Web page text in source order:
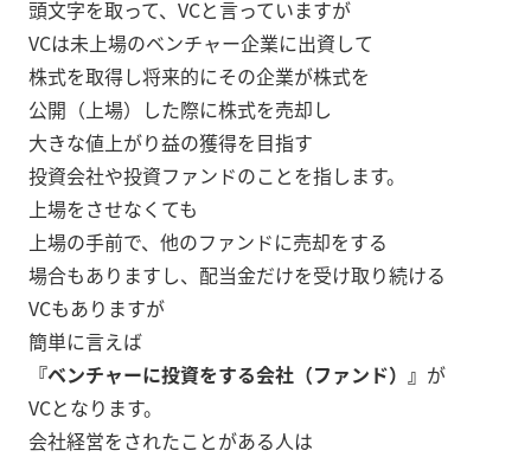
頭文字を取って、VCと言っていますが
VCは未上場のベンチャー企業に出資して
株式を取得し将来的にその企業が株式を
公開（上場）した際に株式を売却し
大きな値上がり益の獲得を目指す
投資会社や投資ファンドのことを指します。
上場をさせなくても
上場の手前で、他のファンドに売却をする
場合もありますし、配当金だけを受け取り続ける
VCもありますが
簡単に言えば
『ベンチャーに投資をする会社（ファンド）』 が
VCとなります。
会社経営をされたことがある人は